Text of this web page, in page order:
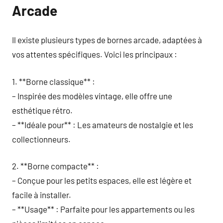
Arcade
Il existe plusieurs types de bornes arcade, adaptées à
vos attentes spécifiques. Voici les principaux :
1. **Borne classique** :
– Inspirée des modèles vintage, elle offre une
esthétique rétro.
– **Idéale pour** : Les amateurs de nostalgie et les
collectionneurs.
2. **Borne compacte** :
– Conçue pour les petits espaces, elle est légère et
facile à installer.
– **Usage** : Parfaite pour les appartements ou les